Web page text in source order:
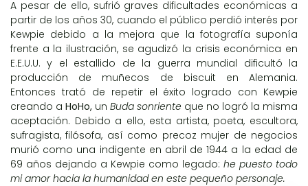
A pesar de ello, sufrió graves dificultades económicas a
partir de los años 30, cuando el público perdió interés por
Kewpie debido a la mejora que la fotografía suponía
frente a la ilustración, se agudizó la crisis económica en
E.E.U.U. y el estallido de la guerra mundial dificultó la
producción de muñecos de biscuit en Alemania.
Entonces trató de repetir el éxito logrado con Kewpie
creando a HoHo, un Buda sonriente que no logró la misma
aceptación. Debido a ello, esta artista, poeta, escultora,
sufragista, filósofa, así como precoz mujer de negocios
murió como una indigente en abril de 1944 a la edad de
69 años dejando a Kewpie como legado: he puesto todo
mi amor hacia la humanidad en este pequeño personaje.